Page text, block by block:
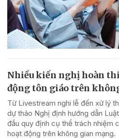
Nhiều kiến nghị hoàn
động tôn giáo trên
Từ Livestream nghi lễ đến xử lý
dự thảo Nghị định hướng dẫn
đầu quy định cụ thể trách nhiệm
hoạt động trên không gian mạng.